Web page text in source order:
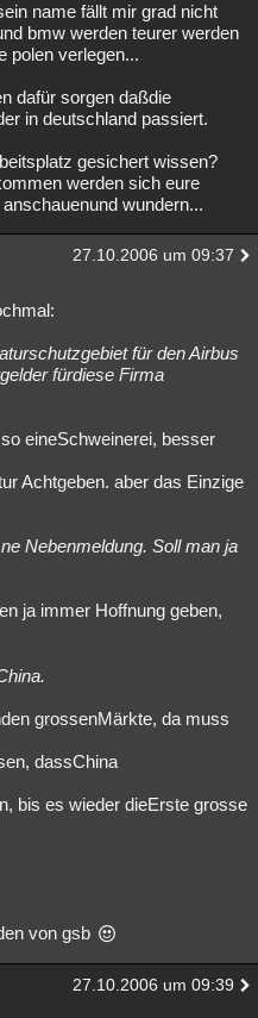
name fällt mir grad nicht
bmw werden teurer werden
polen verlegen...
dafür sorgen daßdie
in deutschland passiert.
gesichert wissen?
werden sich eure
wundern...
27.10.2006 um 09:37
für den Airbus
fürdiese Firma
eineSchweinerei, besser
Achtgeben. aber das Einzige
Nebenmeldung. Soll man ja
ja immer Hoffnung geben,
grossenMärkte, da muss
dassChina
bis es wieder dieErste grosse
von gsb
27.10.2006 um 09:39